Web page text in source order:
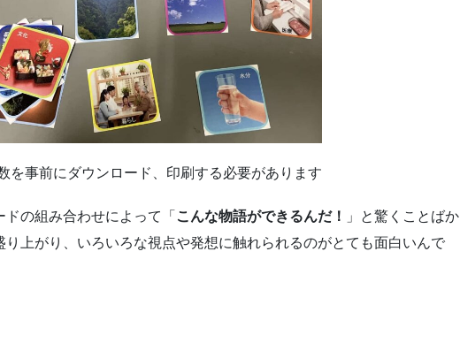
を事前にダウンロード、印刷する必要があります
の組み合わせによって「 こんな物語ができるんだ！
」と驚くことばか
り上がり、いろいろな視点や発想に触れられるのがとても面白いんで